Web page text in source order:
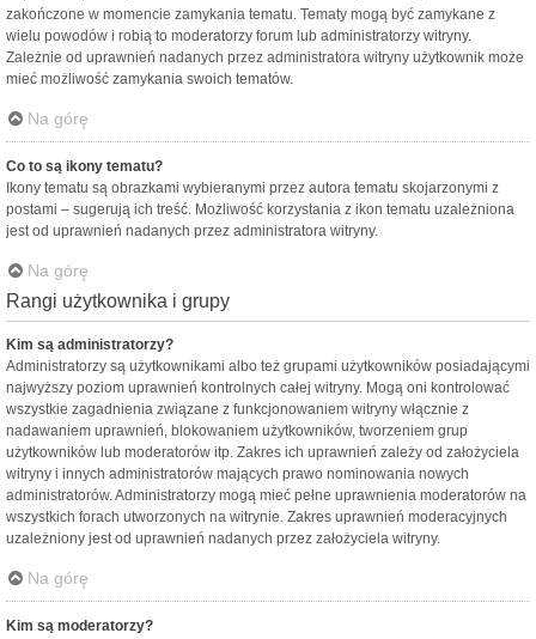
zakończone w momencie zamykania tematu. Tematy mogą być zamykane z
wielu powodów i robią to moderatorzy forum lub administratorzy witryny.
Zależnie od uprawnień nadanych przez administratora witryny użytkownik może
mieć możliwość zamykania swoich tematów.
Na górę
Co to są ikony tematu?
Ikony tematu są obrazkami wybieranymi przez autora tematu skojarzonymi z
postami – sugerują ich treść. Możliwość korzystania z ikon tematu uzależniona
jest od uprawnień nadanych przez administratora witryny.
Na górę
Rangi użytkownika i grupy
Kim są administratorzy?
Administratorzy są użytkownikami albo też grupami użytkowników posiadającymi
najwyższy poziom uprawnień kontrolnych całej witryny. Mogą oni kontrolować
wszystkie zagadnienia związane z funkcjonowaniem witryny włącznie z
nadawaniem uprawnień, blokowaniem użytkowników, tworzeniem grup
użytkowników lub moderatorów itp. Zakres ich uprawnień zależy od założyciela
witryny i innych administratorów mających prawo nominowania nowych
administratorów. Administratorzy mogą mieć pełne uprawnienia moderatorów na
wszystkich forach utworzonych na witrynie. Zakres uprawnień moderacyjnych
uzależniony jest od uprawnień nadanych przez założyciela witryny.
Na górę
Kim są moderatorzy?